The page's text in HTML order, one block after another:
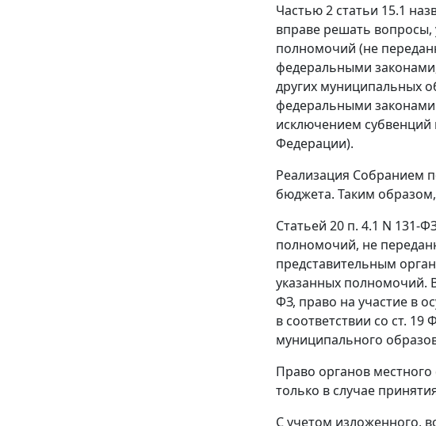
Частью 2 статьи 15.1
вправе решать вопросы,
полномочий (не
федеральными
других муниципальных
федеральными законами
исключением субвенций
Федерации).
Реализация Собранием
бюджета. Таким
Статьей 20 п. 4.1 N 131-
полномочий, не
представительным
указанных полномочий.
ФЗ, право на участие в
в соответствии со ст.
муниципального
Право органов
только в случае
С учетом изложенного,